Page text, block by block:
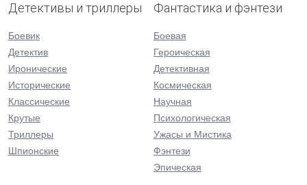
Детективы и триллеры
Боевик
Детектив
Иронические
Исторические
Классические
Крутые
Триллеры
Шпионские
Фантастика и фэнтези
Боевая
Героическая
Детективная
Космическая
Научная
Психологическая
Ужасы и Мистика
Фэнтези
Эпическая